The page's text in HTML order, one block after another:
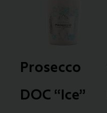
Prosecco
DOC “Ice”